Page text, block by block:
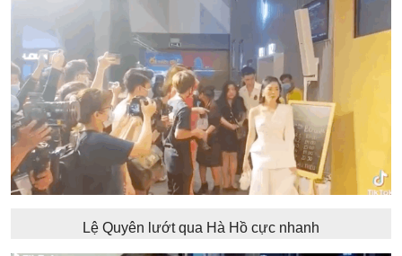
Lệ Quyên lướt qua Hà Hồ cực nhanh